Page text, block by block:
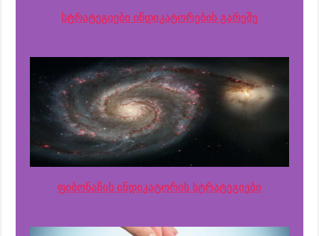
სტრატეგიები ინდიკატორების გარეშე
ფიბონაჩის ინდიკატორის სტრატეგიები